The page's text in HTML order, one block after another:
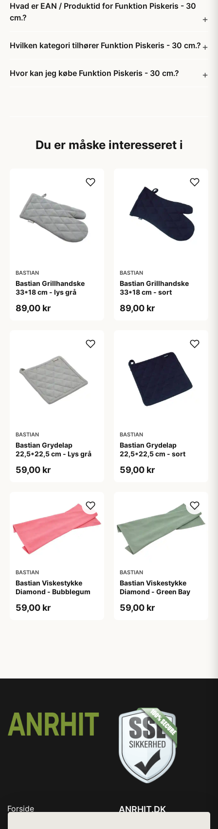
Hvad er EAN / Produktid for Funktion Piskeris - 30
cm.?
Hvilken kategori tilhører Funktion Piskeris - 30 cm.?
Hvor kan jeg købe Funktion Piskeris - 30 cm.?
Du er måske interesseret i
BASTIAN
Bastian Grillhandske
33*18 cm - lys grå
89,00 kr
BASTIAN
Bastian Grillhandske
33*18 cm - sort
89,00 kr
BASTIAN
Bastian Grydelap
22,5*22,5 cm - Lys grå
59,00 kr
BASTIAN
Bastian Grydelap
22,5*22,5 cm - sort
59,00 kr
BASTIAN
Bastian Viskestykke
Diamond - Bubblegum
59,00 kr
BASTIAN
Bastian Viskestykke
Diamond - Green Bay
59,00 kr
Forside
ANRHIT.DK